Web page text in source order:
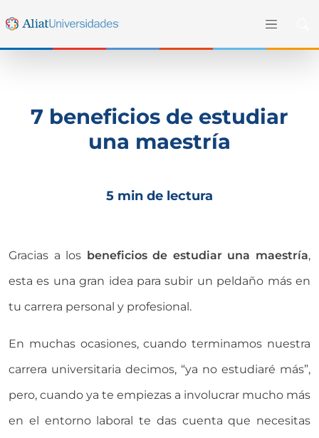
7 beneficios de estudiar
una maestría
5 min de lectura
Gracias a los beneficios de estudiar una maestría,
esta es una gran idea para subir un peldaño más en
tu carrera personal y profesional.
En muchas ocasiones, cuando terminamos nuestra
carrera universitaria decimos, “ya no estudiaré más”,
pero, cuando ya te empiezas a involucrar mucho más
en el entorno laboral te das cuenta que necesitas